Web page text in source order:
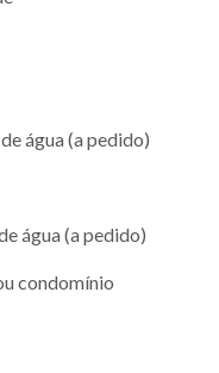
água (a pedido)
água (a pedido)
condomínio